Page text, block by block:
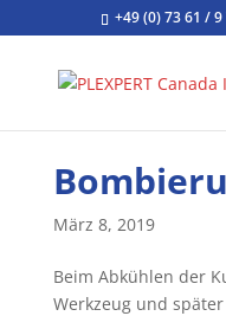
+49 (0) 73 61 / 9
März 8, 2019
Beim Abkühlen der
Werkzeug und